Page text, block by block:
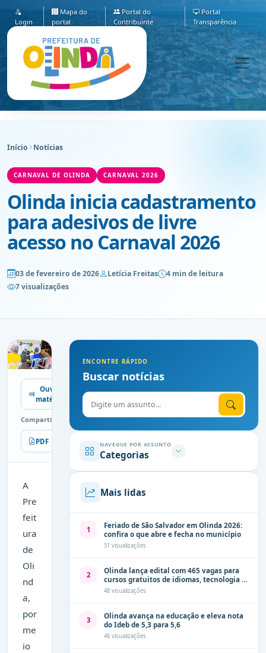
Login
Mapa do
portal
Portal do
Contribuinte
Portal
Transparência
Início Notícias
CARNAVAL DE OLINDA CARNAVAL 2026
Olinda inicia cadastramento
para adesivos de livre
acesso no Carnaval 2026
03 de fevereiro de 2026 Letícia Freitas
4 min de leitura
7 visualizações
Ouvir
matéria
Compartilhe
PDF Imprimir
A
Pre
feit
ura
de
Oli
nd
a,
por
me
io
ENCONTRE RÁPIDO
Buscar notícias
Digite o assunto
NAVEGUE POR ASSUNTO
Categorias
Mais lidas
1
Feriado de São Salvador em Olinda 2026:
confira o que abre e fecha no município
51 visualizações
2
Olinda lança edital com 465 vagas para
cursos gratuitos de idiomas, tecnologia e
comunicação
48 visualizações
3
Olinda avança na educação e eleva nota
do Ideb de 5,3 para 5,6
46 visualizações